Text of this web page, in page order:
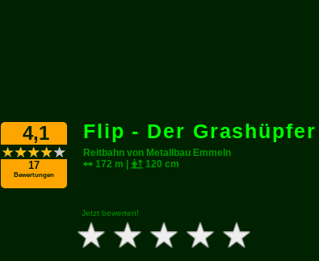
4,1
17
Bewertungen
Flip - Der Grashüpfer
Reitbahn von Metallbau Emmeln
172 m |
120 cm
Jetzt bewerten!